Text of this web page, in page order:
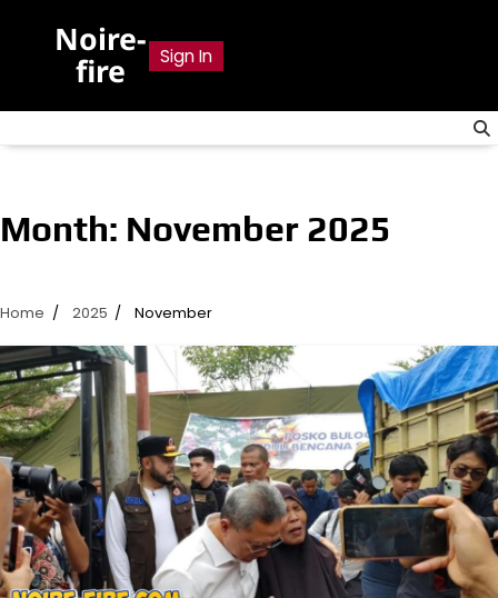
Noire-
fire
Sign In
Month: November 2025
Home 2025 November